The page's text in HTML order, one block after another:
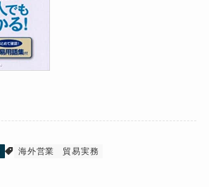
海外営業 貿易実務